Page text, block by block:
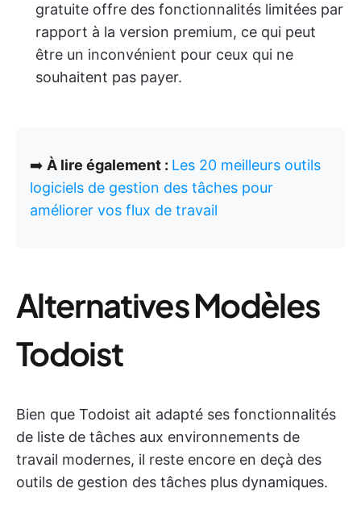
gratuite offre des fonctionnalités limitées par
rapport à la version premium, ce qui peut
être un inconvénient pour ceux qui ne
souhaitent pas payer.
➡️ À lire également : Les 20 meilleurs outils
logiciels de gestion des tâches pour
améliorer vos flux de travail
Alternatives Modèles
Todoist
Bien que Todoist ait adapté ses fonctionnalités
de liste de tâches aux environnements de
travail modernes, il reste encore en deçà des
outils de gestion des tâches plus dynamiques.